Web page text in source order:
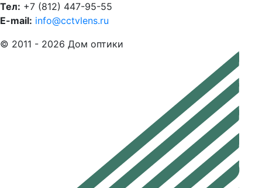
Тел: +7 (812) 447-95-55
E-mail: info@cctvlens.ru
© 2011 - 2026 Дом оптики